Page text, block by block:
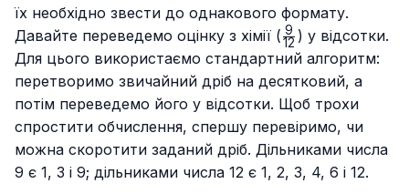
їх необхідно звести до однакового формату.
Давайте переведемо оцінку з хімії (\frac{9}
{12}
12
9 ) у відсотки.
Для цього використаємо стандартний алгоритм:
перетворимо звичайний дріб на десятковий, а
потім переведемо його у відсотки. Щоб трохи
спростити обчислення, спершу перевіримо, чи
можна скоротити заданий дріб. Дільниками числа
9 є 1, 3 і 9; дільниками числа 12 є 1, 2, 3, 4, 6 і 12.